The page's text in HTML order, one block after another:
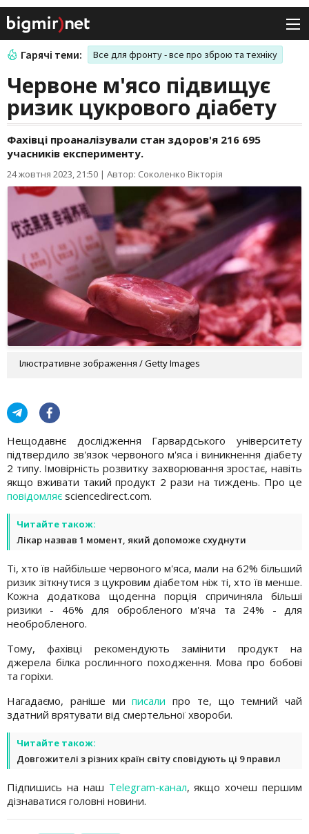
Гарячі теми: Все для фронту - все про зброю та техніку
Червоне м'ясо підвищує
ризик цукрового діабету
Фахівці проаналізували стан здоров'я 216 695
учасників експерименту.
24 жовтня 2023, 21:50 | Автор: Соколенко Вікторія
Ілюстративне зображення / Getty Images
Нещодавнє дослідження Гарвардського університету
підтвердило зв'язок червоного м'яса і виникнення діабету
2 типу. Імовірність розвитку захворювання зростає, навіть
якщо вживати такий продукт 2 рази на тиждень. Про це
повідомляє sciencedirect.com.
Читайте також:
Лікар назвав 1 момент, який допоможе схуднути
Ті, хто їв найбільше червоного м'яса, мали на 62% більший
ризик зіткнутися з цукровим діабетом ніж ті, хто їв менше.
Кожна додаткова щоденна порція спричиняла більші
ризики - 46% для обробленого м'яча та 24% - для
необробленого.
Тому, фахівці рекомендують замінити продукт на
джерела білка рослинного походження. Мова про бобові
та горіхи.
Нагадаємо, раніше миписали про те, що темний чай
здатний врятувати від смертельної хвороби.
Читайте також:
Довгожителі з різних країн світу сповідують ці 9 правил
Підпишись на наш Telegram-канал, якщо хочеш першим
дізнаватися головні новини.